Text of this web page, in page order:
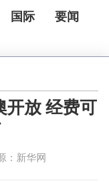
国际
要闻
开放 经费可
：新华网